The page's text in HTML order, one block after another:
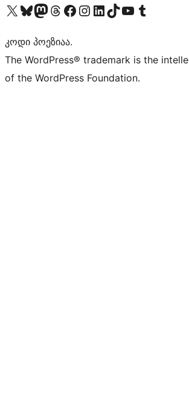
Visit our X (formerly Twitter) account
Visit our Bluesky account
Visit our Mastodon account
Visit our Threads account
Visit our Facebook page
Visit our Instagram account
Visit our LinkedIn account
Visit our TikTok account
Visit our YouTube channel
Visit our Tumblr account
კოდი პოეზიაა.
The WordPress® trademark is the
of the WordPress Foundation.